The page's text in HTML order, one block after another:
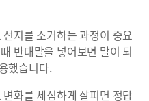
선지를 소거하는 과정이 중요
반대말을 넣어보면 말이 되
했습니다.
화를 세심하게 살피면 정답